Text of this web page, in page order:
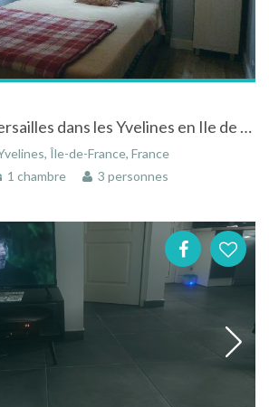
Appartement à Versailles dans les Yvelines en Ile de France en plein centre-ville
Île-de-France, France
1 chambre 3 personnes